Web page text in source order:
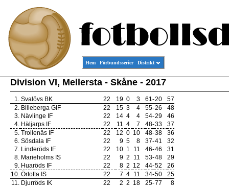
Hem Förbundsserier Distrikt
Division VI, Mellersta - Skåne - 2017
1. Svalövs BK 22 19 0 3 61-20
57
2. Billeberga GIF 22 15 3 4 55-26
48
3. Nävlinge IF 22 14 4 4 54-29
46
4. Häljarps IF 22 11 4 7 48-33
37
5. Trollenäs IF 22 12 0 10 48-38
36
6. Sösdala IF 22 9 5 8 37-41
32
7. Linderöds IF 22 10 1 11 46-46
31
8. Marieholms IS 22 9 2 11 53-48
29
9. Huaröds IF 22 8 2 12 44-52
26
10. Örtofta IS 22 7 4 11 34-50
25
11. Djurröds IK 22 2 2 18 25-77
8